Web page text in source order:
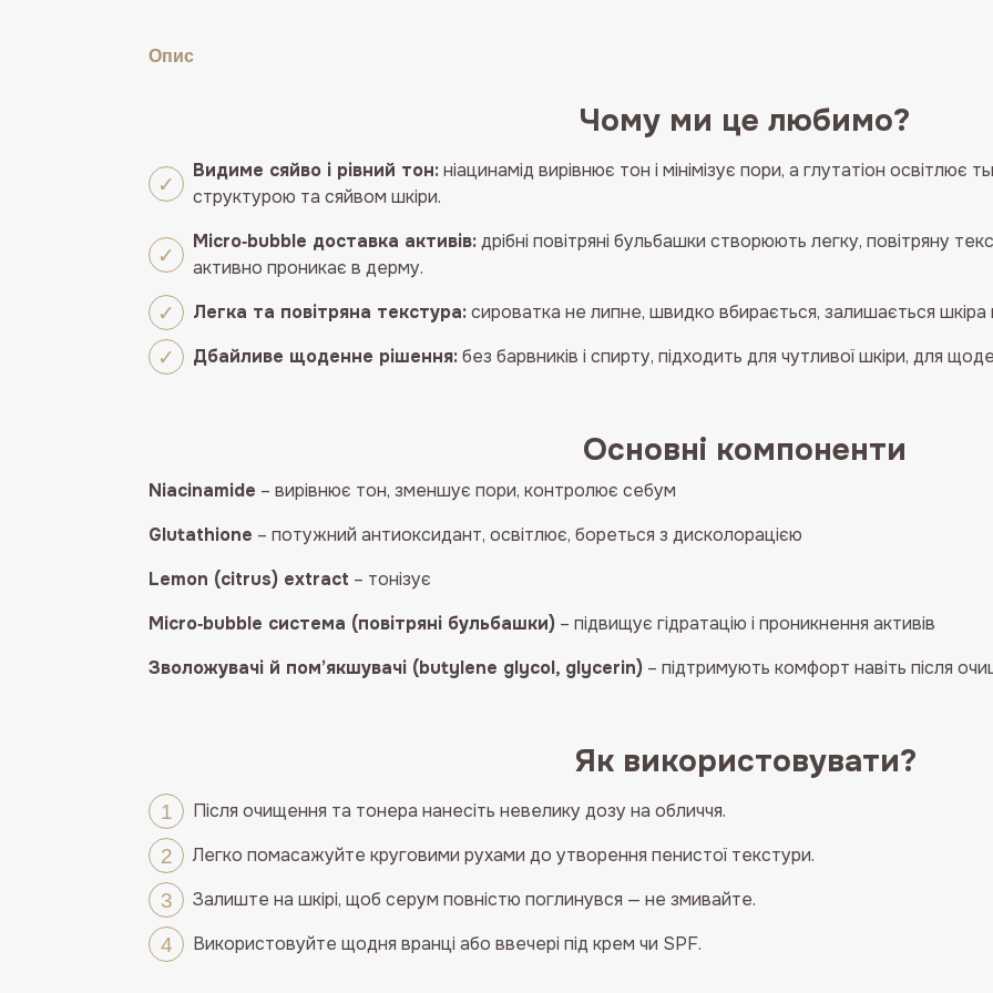
Опис
Чому ми це любимо?
Видиме сяйво і рівний тон:ніацинамід вирівнює тон і мінімізує пори, а глутатіон освітлює
структурою та сяйвом шкіри.
Micro‑bubble доставка активів:дрібні повітряні бульбашки створюють легку, повітряну
активно проникає в дерму.
Легка та повітряна текстура:сироватка не липне, швидко вбирається, залишається
Дбайливе щоденне рішення:без барвників і спирту, підходить для чутливої шкіри, для
Основні компоненти
Niacinamide – вирівнює тон, зменшує пори, контролює себум
Glutathione – потужний антиоксидант, освітлює, бореться з дисколорацією
Lemon (citrus) extract – тонізує
Micro‑bubble система (повітряні бульбашки) – підвищує гідратацію і проникнення активів
Зволожувачі й пом’якшувачі (butylene glycol, glycerin) – підтримують комфорт навіть після
Як використовувати?
Після очищення та тонера нанесіть невелику дозу на обличчя.
Легко помасажуйте круговими рухами до утворення пенистої текстури.
Залиште на шкірі, щоб серум повністю поглинувся — не змивайте.
Використовуйте щодня вранці або ввечері під крем чи SPF.